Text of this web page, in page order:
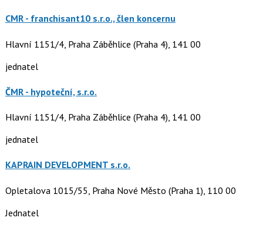
CMR - franchisant10 s.r.o., člen koncernu
Hlavní 1151/4, Praha Záběhlice (Praha 4), 141 00
jednatel
ČMR - hypoteční, s.r.o.
Hlavní 1151/4, Praha Záběhlice (Praha 4), 141 00
jednatel
KAPRAIN DEVELOPMENT s.r.o.
Opletalova 1015/55, Praha Nové Město (Praha 1), 110 00
Jednatel